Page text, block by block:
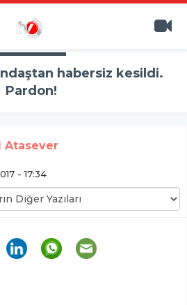
habersiz kesildi.
Pardon!
Atasever
- 17:34